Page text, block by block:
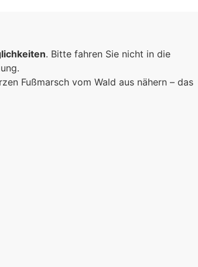
. Bitte fahren Sie nicht in die
Fußmarsch vom Wald aus nähern – das